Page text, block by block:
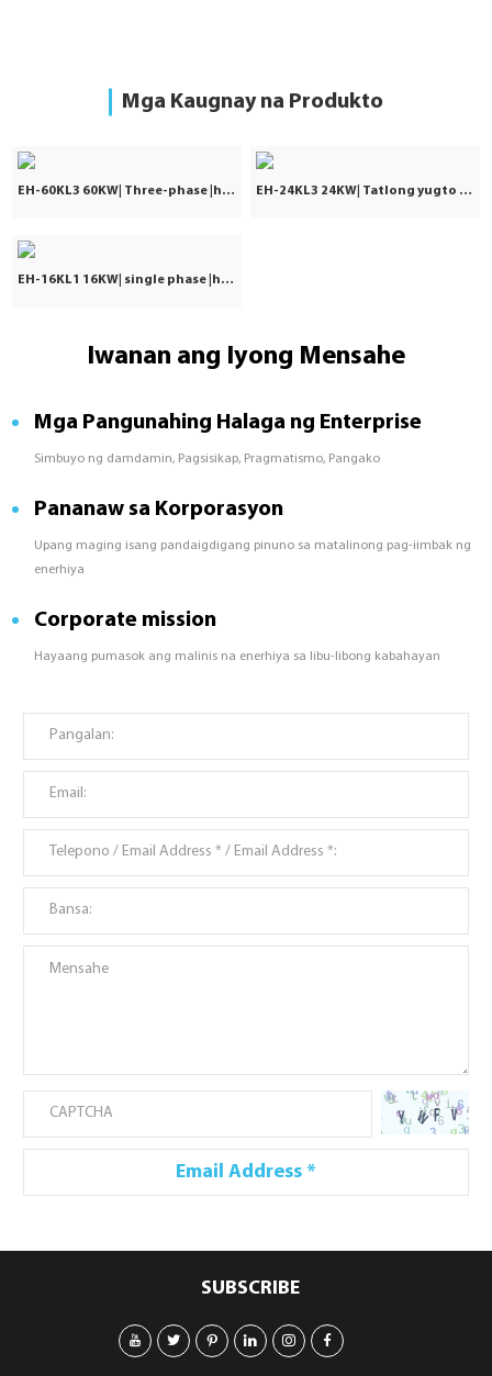
Mga Kaugnay na Produkto
EH-60KL3 60KW| Three-phase |hybrid Inverter EH-24KL3 24KW| Tatlong yugto | hybrid Inverter
EH-16KL1 16KW| single phase |hybrid Inverter
Iwanan ang Iyong Mensahe
Mga Pangunahing Halaga ng Enterprise
Simbuyo ng damdamin, Pagsisikap, Pragmatismo, Pangako
Pananaw sa Korporasyon
Upang maging isang pandaigdigang pinuno sa matalinong pag-iimbak ng
enerhiya
Corporate mission
Hayaang pumasok ang malinis na enerhiya sa libu-libong kabahayan
SUBSCRIBE